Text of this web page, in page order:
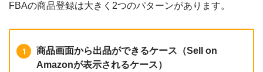
FBAの商品登録は大きく2つのパターンがあります。
商品画面から出品ができるケース（Sell on
Amazonが表示されるケース）